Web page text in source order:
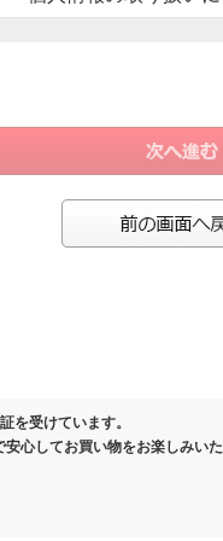
させていただくため
理させていただくため
を交わさせていただいた場合
フォンアプリ等でクーポン等
がある場合であって、ご本人
のために特に必要がある場合
を受けた者が法令の定める事
を受けています。
心してお買い物をお楽しみい